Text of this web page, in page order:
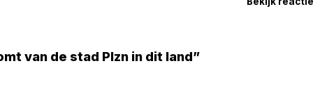
van de stad Plzn in dit land”